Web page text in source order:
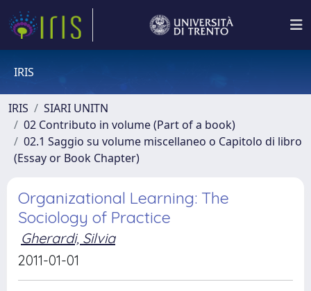
IRIS
IRIS
SIARI UNITN
02 Contributo in volume (Part of a book)
02.1 Saggio su volume miscellaneo o Capitolo di libro
(Essay or Book Chapter)
Organizational Learning: The
Sociology of Practice
Gherardi, Silvia
2011-01-01